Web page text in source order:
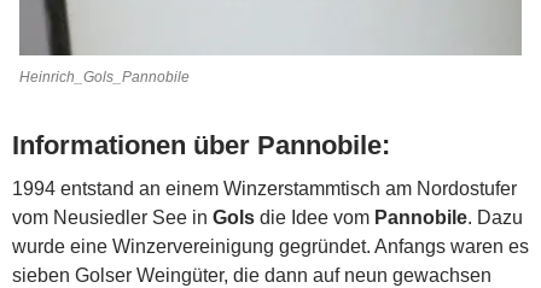
Heinrich_Gols_Pannobile
Informationen über Pannobile:
1994 entstand an einem Winzerstammtisch am Nordostufer
vom Neusiedler See in Gols die Idee vom Pannobile. Dazu
wurde eine Winzervereinigung gegründet. Anfangs waren es
sieben Golser Weingüter, die dann auf neun gewachsen